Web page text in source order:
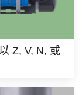
Z, V, N, 或